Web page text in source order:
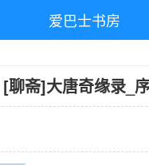
爱巴士书房
[聊斋]大唐奇缘录_